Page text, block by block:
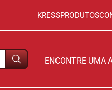
KRESSPRODUTOS
ENCONTRE UMA